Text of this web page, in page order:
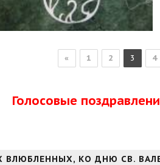
« 1 2 3 4
Голосовые
ВЛЮБЛЕННЫХ, КО ДНЮ СВ.